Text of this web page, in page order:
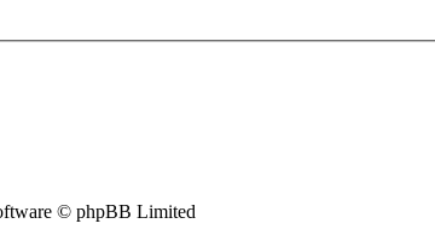
© phpBB Limited